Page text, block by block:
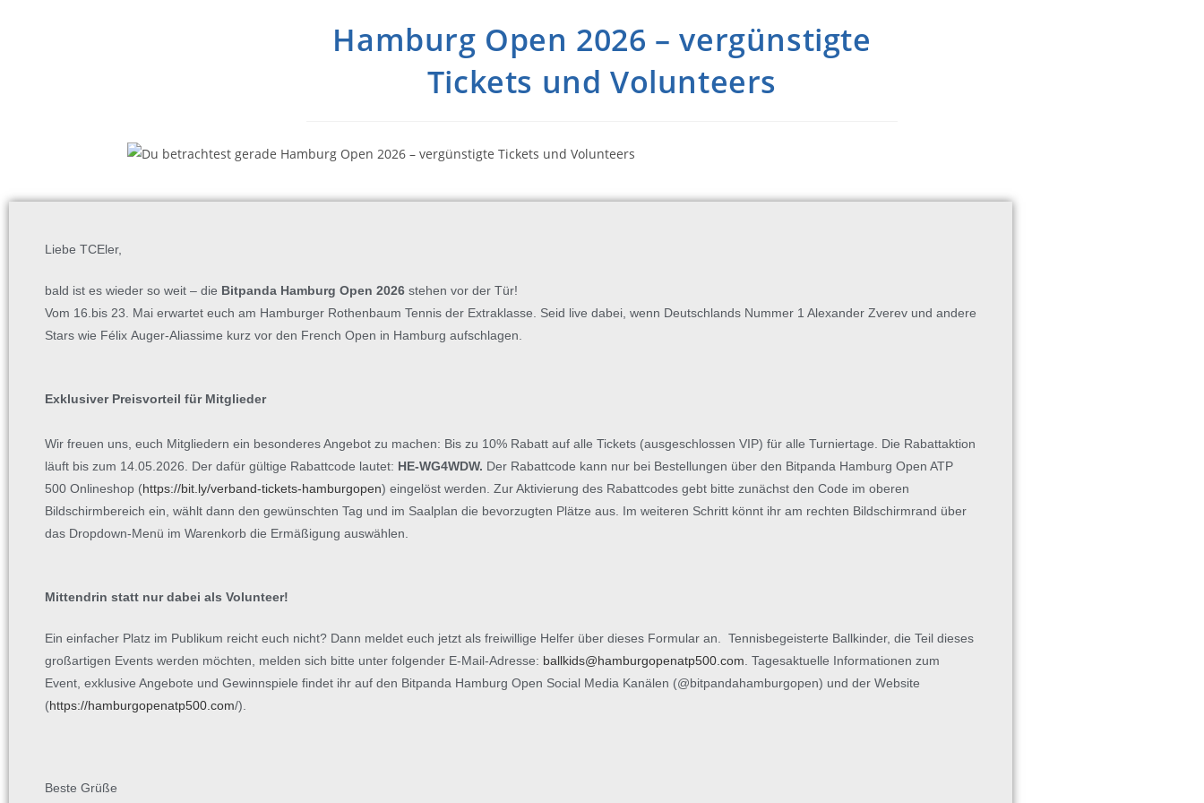
Hamburg Open 2026 – vergünstigte
Tickets und Volunteers
Liebe TCEler,
bald ist es wieder so weit – die Bitpanda Hamburg Open 2026 stehen vor der Tür!
Vom 16. bis 23. Mai erwartet euch am Hamburger Rothenbaum Tennis der Extraklasse. Seid live dabei, wenn Deutschlands Nummer 1 Alexander Zverev und andere
Stars wie Félix Auger-Aliassime kurz vor den French Open in Hamburg aufschlagen.
Exklusiver Preisvorteil für Mitglieder
Wir freuen uns, euch Mitgliedern ein besonderes Angebot zu machen: Bis zu 10% Rabatt auf alle Tickets (ausgeschlossen VIP) für alle Turniertage. Die Rabattaktion
läuft bis zum 14.05.2026. Der dafür gültige Rabattcode lautet: HE-WG4WDW. Der Rabattcode kann nur bei Bestellungen über den Bitpanda Hamburg Open ATP
500 Onlineshop (https://bit.ly/verband-tickets-hamburgopen) eingelöst werden. Zur Aktivierung des Rabattcodes gebt bitte zunächst den Code im oberen
Bildschirmbereich ein, wählt dann den gewünschten Tag und im Saalplan die bevorzugten Plätze aus. Im weiteren Schritt könnt ihr am rechten Bildschirmrand über
das Dropdown-Menü im Warenkorb die Ermäßigung auswählen.
Mittendrin statt nur dabei als Volunteer!
Ein einfacher Platz im Publikum reicht euch nicht? Dann meldet euch jetzt als freiwillige Helfer über dieses Formular an. Tennisbegeisterte Ballkinder, die Teil dieses
großartigen Events werden möchten, melden sich bitte unter folgender E-Mail-Adresse: ballkids@hamburgopenatp500.com Tagesaktuelle Informationen zum
Event, exklusive Angebote und Gewinnspiele findet ihr auf den Bitpanda Hamburg Open Social Media Kanälen (@bitpandahamburgopen) und der Website
(https://hamburgopenatp500.com/).
Beste Grüße